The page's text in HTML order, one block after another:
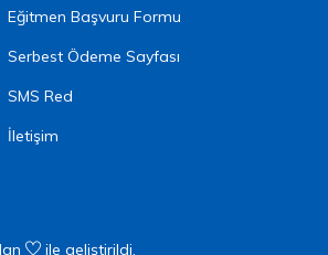
Eğitmen Başvuru Formu
Serbest Ödeme Sayfası
SMS Red
İletişim
ile geliştirildi.